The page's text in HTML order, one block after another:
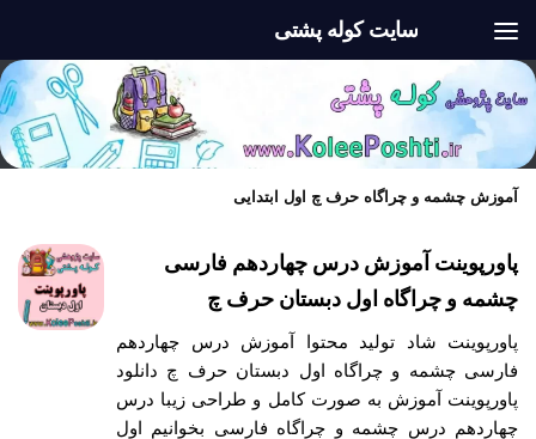
سایت کوله پشتی
آموزش چشمه و چراگاه حرف چ اول ابتدایی
پاورپوینت آموزش درس چهاردهم فارسی
چشمه و چراگاه اول دبستان حرف چ
پاورپوینت شاد تولید محتوا آموزش درس چهاردهم
فارسی چشمه و چراگاه اول دبستان حرف چ دانلود
پاورپوینت آموزش به صورت کامل و طراحی زیبا درس
چهاردهم درس چشمه و چراگاه فارسی بخوانیم اول